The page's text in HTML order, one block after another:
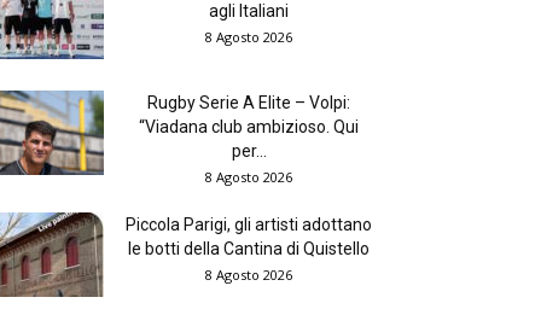
agli Italiani
8 Agosto 2026
Rugby Serie A Elite – Volpi:
“Viadana club ambizioso. Qui
per...
8 Agosto 2026
Piccola Parigi, gli artisti adottano
le botti della Cantina di Quistello
8 Agosto 2026